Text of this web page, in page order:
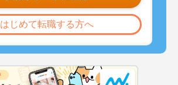
はじめて転職する方へ